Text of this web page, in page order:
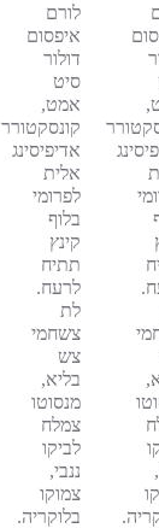
לורם
איפסום
דולור
סיט
אמט,
קונסקטורר
אדיפיסינג
אלית
לפרומי
בלוף
קינץ
תתיח
לרעח.
לת
צשחמי
צש
בליא,
מנסוטו
צמלח
לביקו
ננבי,
צמוקו
בלוקריה.